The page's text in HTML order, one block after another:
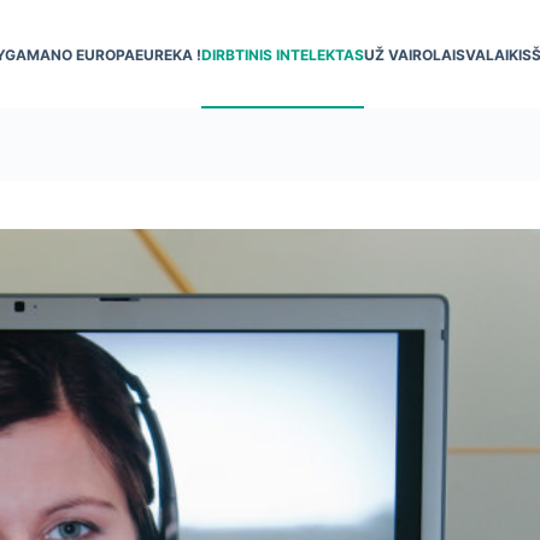
MANO EUROPAEUREKA !DIRBTINIS INTELEKTASUŽ VAIROLAISVALAIKIS